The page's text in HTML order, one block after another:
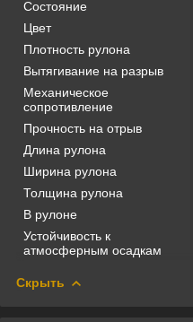
Состояние
Цвет
Плотность рулона
Вытягивание на разрыв
Механическое
сопротивление
Прочность на отрыв
Длина рулона
Ширина рулона
Толщина рулона
В рулоне
Устойчивость к
атмосферным осадкам
Скрыть